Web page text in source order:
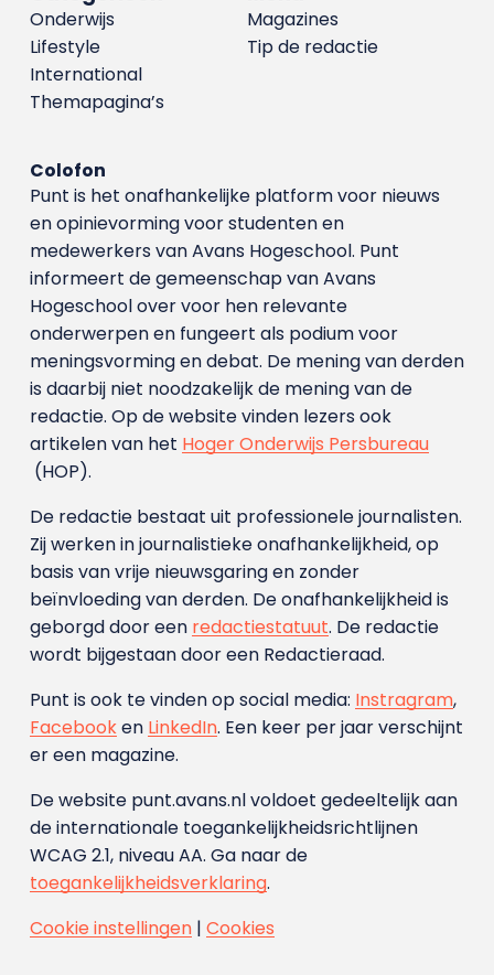
Magazines
Tip de redactie
Onderwijs
Lifestyle
International
Themapagina’s
Colofon
Punt is het onafhankelijke platform voor nieuws
en opinievorming voor studenten en
medewerkers van Avans Hoge­school. Punt
informeert de gemeenschap van Avans
Hogeschool over voor hen relevante
onderwerpen en fungeert als podium voor
meningsvorming en debat. De mening van derden
is daarbij niet noodzakelijk de mening van de
redactie. Op de website vinden lezers ook
artikelen van het Hoger Onderwijs Persbureau
(HOP).
De redactie bestaat uit professionele journalisten.
Zij werken in journalistieke onafhankelijkheid, op
basis van vrije nieuwsgaring en zonder
beïnvloeding van derden. De onafhankelijkheid is
geborgd door een redactiestatuut. De redactie
wordt bijgestaan door een Redactieraad.
Punt is ook te vinden op social media: Instragram,
Facebooken LinkedIn. Een keer per jaar verschijnt
er een magazine.
De website punt.avans.nl voldoet gedeeltelijk aan
de internationale toegankelijkheidsrichtlijnen
WCAG 2.1, niveau AA. Ga naar de
toegankelijkheidsverklaring.
Cookie instellingen| Cookies